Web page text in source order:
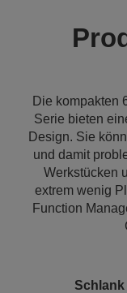
Die kompakten
Serie bieten
Design. Sie
und damit
Werkstücken
extrem wenig
Function
Schlank